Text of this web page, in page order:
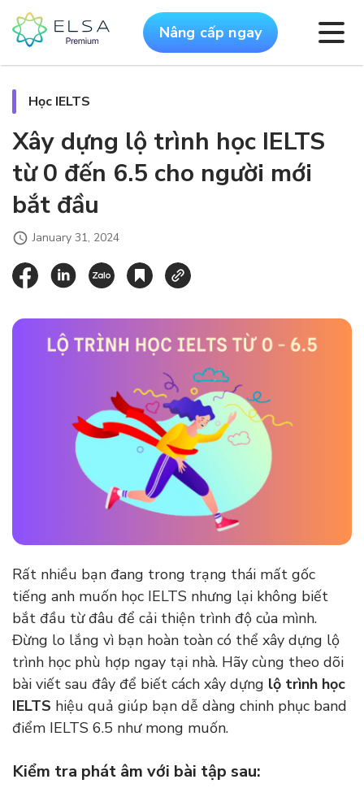
Nâng cấp ngay
Học IELTS
Xây dựng lộ trình học IELTS
từ 0 đến 6.5 cho người mới
bắt đầu
January 31, 2024
Rất nhiều bạn đang trong trạng thái mất gốc
tiếng anh muốn học IELTS nhưng lại không biết
bắt đầu từ đâu để cải thiện trình độ của mình.
Đừng lo lắng vì bạn hoàn toàn có thể xây dựng lộ
trình học phù hợp ngay tại nhà. Hãy cùng theo dõi
bài viết sau đây để biết cách xây dựng lộ trình học
IELTS hiệu quả giúp bạn dễ dàng chinh phục band
điểm IELTS 6.5 như mong muốn.
Kiểm tra phát âm với bài tập sau: